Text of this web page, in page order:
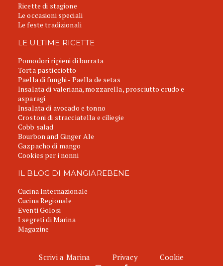
Ricette di stagione
Le occasioni speciali
Le feste tradizionali
LE ULTIME RICETTE
Pomodori ripieni di burrata
Torta pasticciotto
Paella di funghi - Paella de setas
Insalata di valeriana, mozzarella, prosciutto crudo e
asparagi
Insalata di avocado e tonno
Crostoni di stracciatella e ciliegie
Cobb salad
Bourbon and Ginger Ale
Gazpacho di mango
Cookies per i nonni
IL BLOG DI MANGIAREBENE
Cucina Internazionale
Cucina Regionale
Eventi Golosi
I segreti di Marina
Magazine
Scrivi a Marina Privacy Cookie